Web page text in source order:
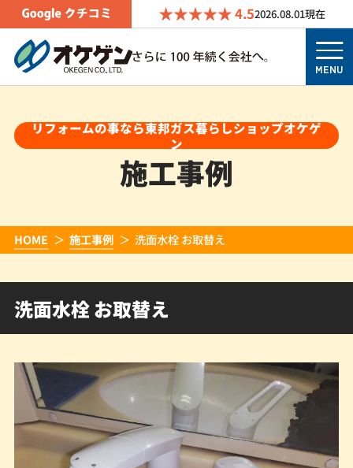
4.52026.08.01現在
MENU
リフォームの事なら東邦ガス暮らしショップオケゲ
ン
施工事例
HOME 施工事例 洗面水栓 お取替え
洗面水栓 お取替え